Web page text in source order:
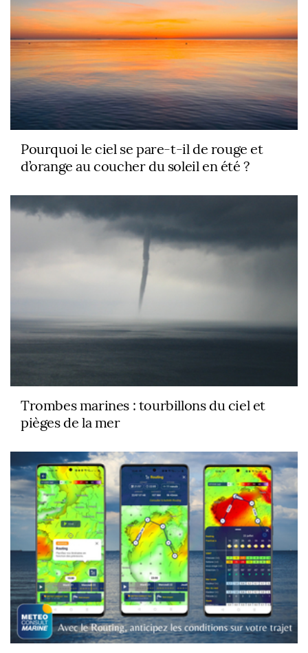
Pourquoi le ciel se pare-t-il de rouge et
d’orange au coucher du soleil en été ?
Trombes marines : tourbillons du ciel et
pièges de la mer